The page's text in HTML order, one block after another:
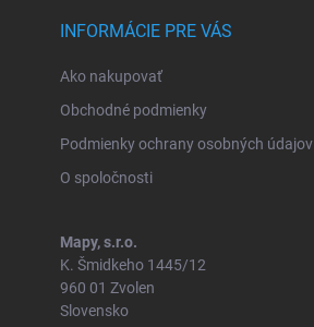
INFORMÁCIE PRE VÁS
Ako nakupovať
Obchodné podmienky
Podmienky ochrany osobných údajov
O spoločnosti
Mapy, s.r.o.
K. Šmidkeho 1445/12
960 01 Zvolen
Slovensko